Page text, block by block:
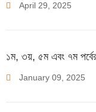
April 29 2025
১ম, ৩য়, ৫ম এবং ৭ম
January 09 2025